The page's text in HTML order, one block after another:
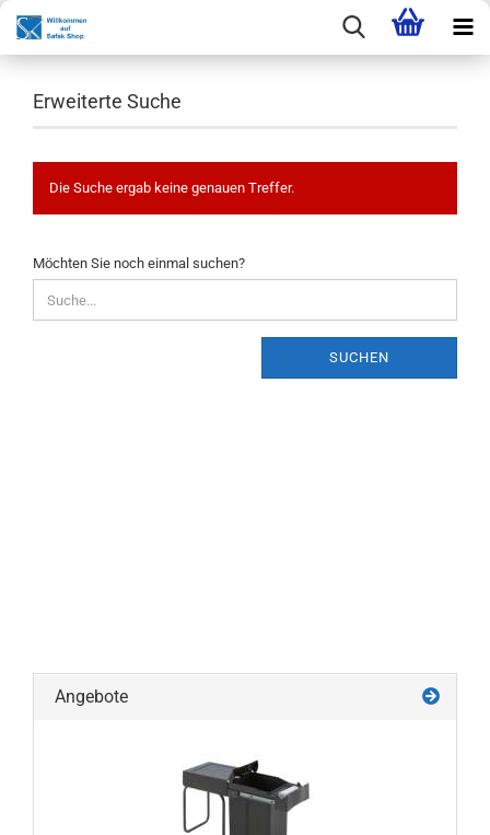
Erweiterte Suche
Die Suche ergab keine genauen Treffer.
MÖCHTEN
SIE
NOCH
EINMAL
Möchten Sie noch einmal suchen?
SUCHEN
Angebote